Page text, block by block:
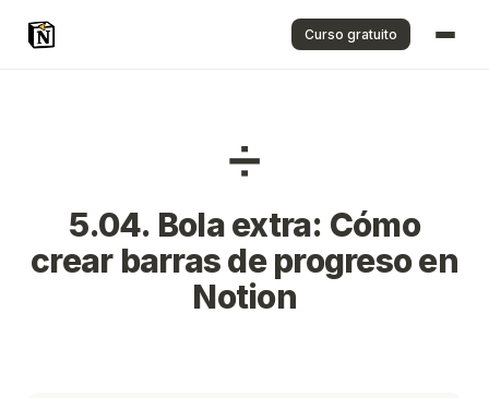
Curso gratuito
➗
5.04. Bola extra: Cómo
crear barras de progreso en
Notion